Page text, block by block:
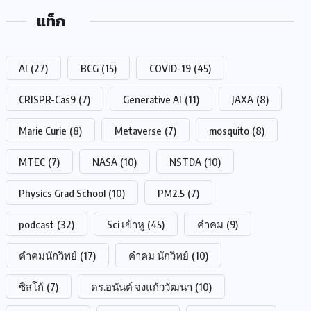
แท็ก
AI (27) BCG (15) COVID-19 (45)
CRISPR-Cas9 (7) Generative AI (11) JAXA (8)
Marie Curie (8) Metaverse (7) mosquito (8)
MTEC (7) NASA (10) NSTDA (10)
Physics Grad School (10) PM2.5 (7)
podcast (32) Sci เข้าหู (45) คำคม (9)
คำคมนักวิทย์ (17) คำคม นักวิทย์ (10)
ซิสโก้ (7) ดร.อนันต์ จงแก้ววัฒนา (10)